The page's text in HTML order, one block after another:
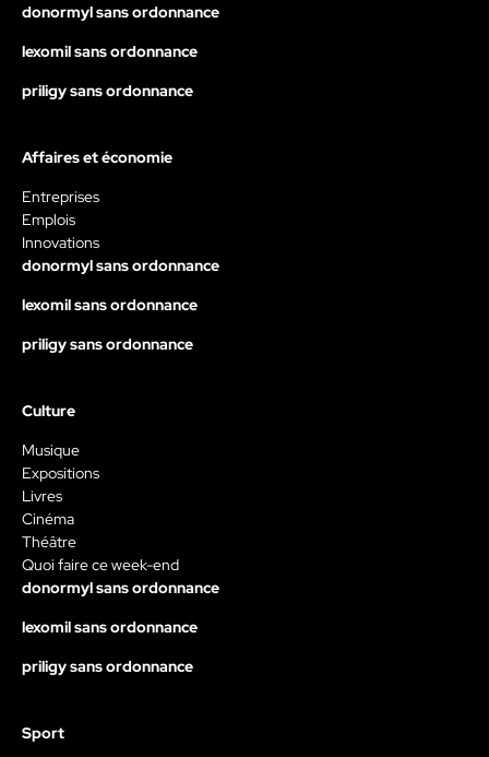
donormyl sans ordonnance
lexomil sans ordonnance
priligy sans ordonnance
Affaires et économie
Entreprises
Emplois
Innovations
donormyl sans ordonnance
lexomil sans ordonnance
priligy sans ordonnance
Culture
Musique
Expositions
Livres
Cinéma
Théâtre
Quoi faire ce week-end
donormyl sans ordonnance
lexomil sans ordonnance
priligy sans ordonnance
Sport